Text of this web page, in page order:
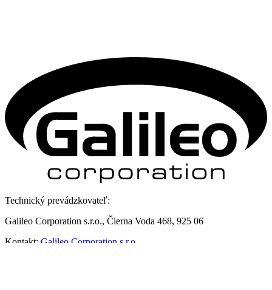
Technický prevádzkovateľ:
Galileo Corporation s.r.o., Čierna Voda 468, 925 06
Kontakt: Galileo Corporation s.r.o.